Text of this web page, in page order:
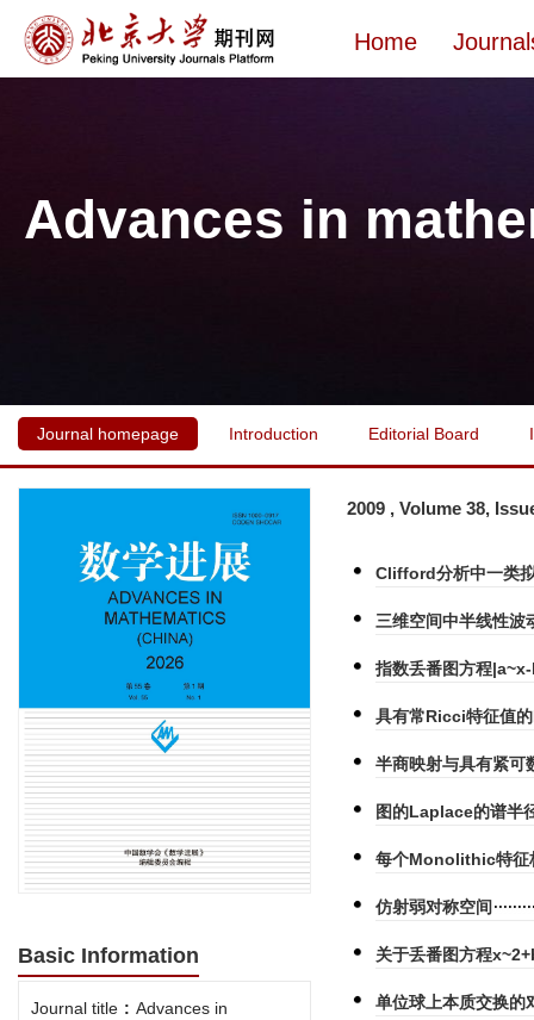
Home
Advances in
Journal homepage Introduction Editorial Board
Basic Information
Journal title : Advances in
2009 , Volume 38,
Clifford分析中一类
三维空间中半线性波
指数丢番图方程
具有常Ricci特征值
半商映射与具有紧可
图的Laplace的谱半
每个Monolithic特征
仿射弱对称空间
关于丢番图方程
单位球上本质交换